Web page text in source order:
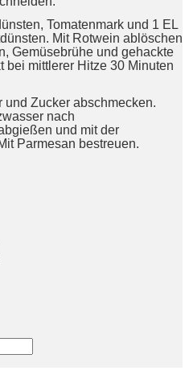
Tomatenmark und 1 EL
Mit Rotwein ablöschen
Gemüsebrühe und gehackte
bei mittlerer Hitze 30 Minuten
und Zucker abschmecken.
nach
und mit der
Parmesan bestreuen.